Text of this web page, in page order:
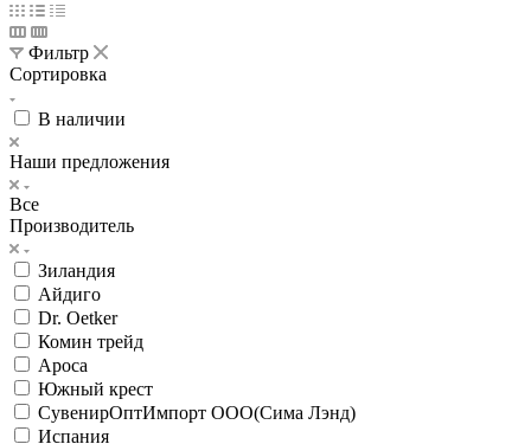
Фильтр
Сортировка
В наличии
Наши предложения
Все
Производитель
Зиландия
Айдиго
Dr. Oetker
Комин трейд
Ароса
Южный крест
СувенирОптИмпорт ООО(Сима Лэнд)
Испания